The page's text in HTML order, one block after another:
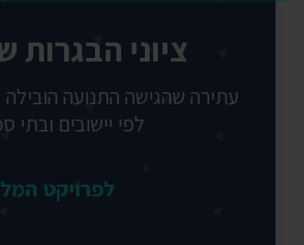
ציוני הבגרות
עתירה שהגישה התנועה הובילה
לפי יישובים ובתי
לפרויקט